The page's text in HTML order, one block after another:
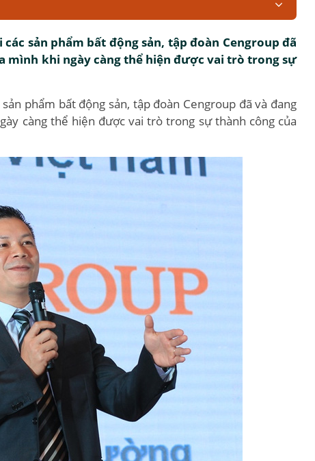
sản phẩm bất động sản, tập đoàn Cengroup đã
mình khi ngày càng thể hiện được vai trò trong sự
phẩm bất động sản, tập đoàn Cengroup đã và đang
càng thể hiện được vai trò trong sự thành công của